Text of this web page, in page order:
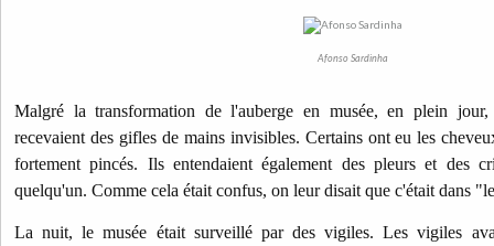
Afonso Sardinha
Malgré la transformation de l'auberge en musée, en plein
recevaient des gifles de mains invisibles. Certains ont eu les
fortement pincés. Ils entendaient également des pleurs et des
quelqu'un. Comme cela était confus, on leur disait que c'était dans
La nuit, le musée était surveillé par des vigiles. Les vigiles